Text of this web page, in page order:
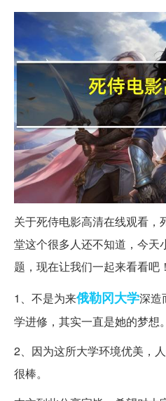
关于死侍电影高清在线观看，
堂这个很多人还不知道，今天
题，现在让我们一起来看看吧！
1、不是为来俄勒冈大学深造
学进修，其实一直是她的梦想。
2、因为这所大学环境优美，
很棒。